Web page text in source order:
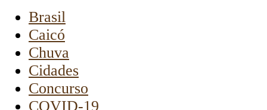
Brasil
Caicó
Chuva
Cidades
Concurso
COVID-19